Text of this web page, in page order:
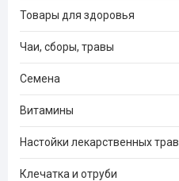
Товары для здоровья
Чаи, сборы, травы
Семена
Витамины
Настойки лекарственных трав
Клечатка и отруби